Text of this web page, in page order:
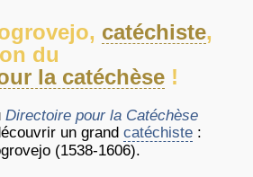
catéchiste,
du
la catéchèse !
Directoire pour la Catéchèse
un grand catéchiste :
(1538-1606).